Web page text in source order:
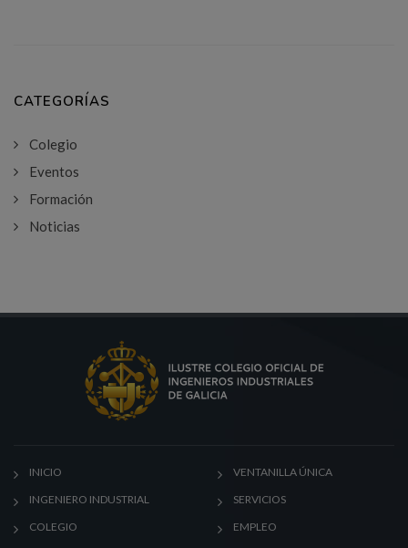
CATEGORÍAS
Colegio
Eventos
Formación
Noticias
INICIO
INGENIERO INDUSTRIAL
COLEGIO
VENTANILLA ÚNICA
SERVICIOS
EMPLEO